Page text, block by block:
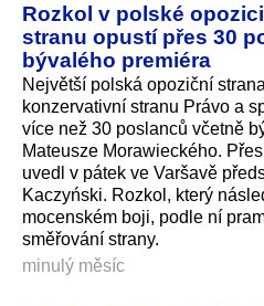
Rozkol v polské
stranu opustí přes 30
bývalého premiéra
Největší polská opoziční
konzervativní stranu Právo a
více než 30 poslanců včetně
Mateusze Morawieckého.
uvedl v pátek ve Varšavě
Kaczyński. Rozkol, který
mocenském boji, podle ní
směřování strany.
minulý měsíc